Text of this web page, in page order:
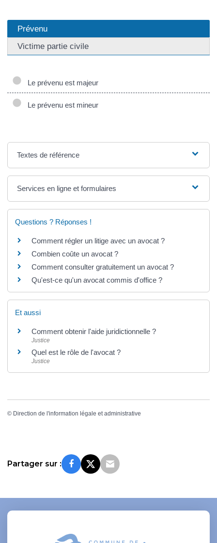
Prévenu
Victime partie civile
Le prévenu est majeur
Le prévenu est mineur
Textes de référence
Services en ligne et formulaires
Questions ? Réponses !
Comment régler un litige avec un avocat ?
Combien coûte un avocat ?
Comment consulter gratuitement un avocat ?
Qu'est-ce qu'un avocat commis d'office ?
Et aussi
Comment obtenir l'aide juridictionnelle ?
Justice
Quel est le rôle de l'avocat ?
Justice
© Direction de l'information légale et administrative
Partager sur :